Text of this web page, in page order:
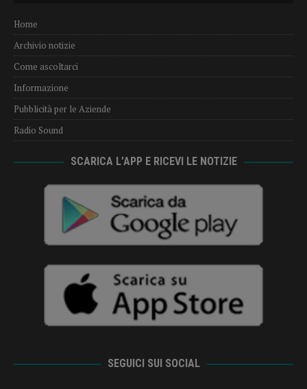
Home
Archivio notizie
Come ascoltarci
Informazione
Pubblicità per le Aziende
Radio Sound
SCARICA L’APP E RICEVI LE NOTIZIE
SEGUICI SUI SOCIAL